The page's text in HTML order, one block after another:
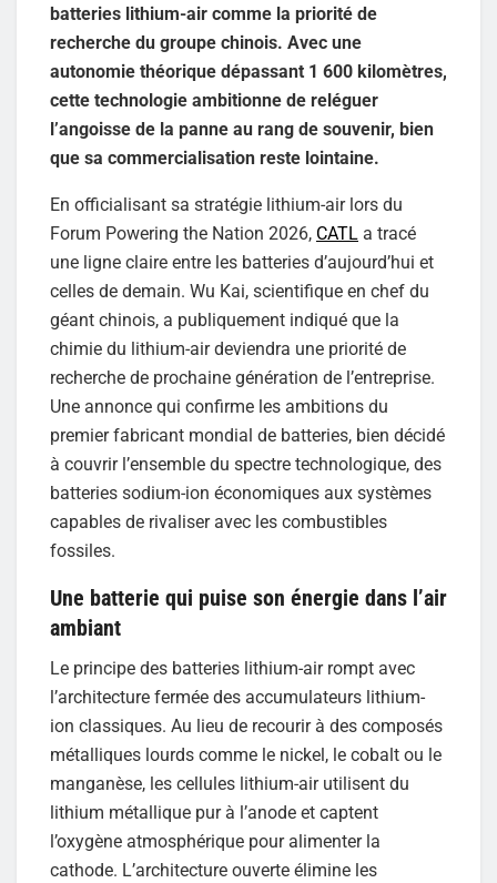
batteries lithium-air comme la priorité de
recherche du groupe chinois. Avec une
autonomie théorique dépassant 1 600 kilomètres,
cette technologie ambitionne de reléguer
l’angoisse de la panne au rang de souvenir, bien
que sa commercialisation reste lointaine.
En officialisant sa stratégie lithium-air lors du
Forum Powering the Nation 2026, CATL a tracé
une ligne claire entre les batteries d’aujourd’hui et
celles de demain. Wu Kai, scientifique en chef du
géant chinois, a publiquement indiqué que la
chimie du lithium-air deviendra une priorité de
recherche de prochaine génération de l’entreprise.
Une annonce qui confirme les ambitions du
premier fabricant mondial de batteries, bien décidé
à couvrir l’ensemble du spectre technologique, des
batteries sodium-ion économiques aux systèmes
capables de rivaliser avec les combustibles
fossiles.
Une batterie qui puise son énergie dans l’air
ambiant
Le principe des batteries lithium-air rompt avec
l’architecture fermée des accumulateurs lithium-
ion classiques. Au lieu de recourir à des composés
métalliques lourds comme le nickel, le cobalt ou le
manganèse, les cellules lithium-air utilisent du
lithium métallique pur à l’anode et captent
l’oxygène atmosphérique pour alimenter la
cathode. L’architecture ouverte élimine les